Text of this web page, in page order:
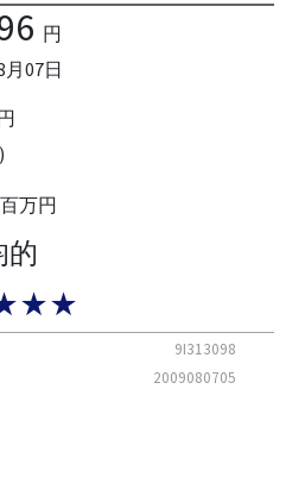
円
月07日
百万円
的
9I313098
2009080705